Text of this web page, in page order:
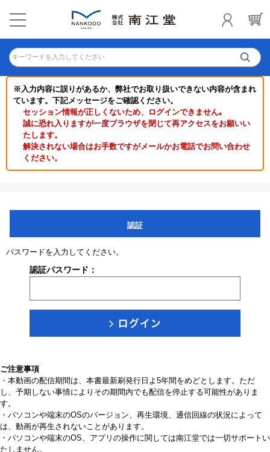
キーワードを入力してください
※入力内容に誤りがあるか、弊社でお取り扱いできない内容が含まれ
ています。下記メッセージをご確認ください。
セッション情報が正しくないため、ログインできません｡
誠に恐れ入りますが一度ブラウザを閉じて再アクセスをお願いい
たします。
解決されない場合はお手数ですがメールかお電話でお問い合わせ
ください。
認証
パスワードを入力してください。
認証パスワード：
ご注意事項
・本動画の配信期間は、本書最新刷発行日よ5年間をめどとします。ただ
し、予期しない事情によりその期間内でも配信を停止する可能性がありま
す。
・パソコンや端末のOSのバージョン、再生環境、通信回線の状況によって
は、動画が再生されないことがあります。
・パソコンや端末のOS、アプリの操作に関しては南江堂では一切サポートい
たしません。